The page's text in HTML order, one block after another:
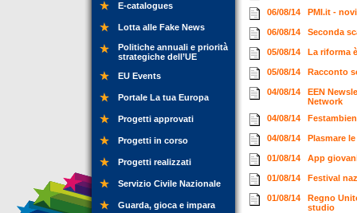
E-catalogues
Lotta alle Fake News
Politiche annuali e priorità
strategiche dell’UE
EU Events
Portale La tua Europa
Progetti approvati
Progetti in corso
Progetti realizzati
Servizio Civile Nazionale
Guarda, gioca e impara
06/08/14 PMI.it -
06/08/14 Seconda
05/08/14 La riforma
05/08/14 Racconto
04/08/14
EEN
Network
04/08/14
04/08/14 Plasmare
01/08/14 App
01/08/14 Festival
01/08/14
Regno
studio